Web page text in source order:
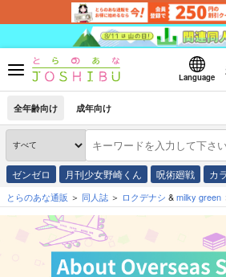
Language
全年齢向け 成年向け
ゼンゼロ 月刊少女野崎くん 呪術廻戦 カ
とらのあな通販 同人誌 ロクデナシ &milky green